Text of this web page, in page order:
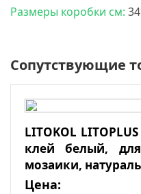
Размеры коробки см:
Сопутствующие
LITOKOL
клей белый,
мозаики,
Цена: